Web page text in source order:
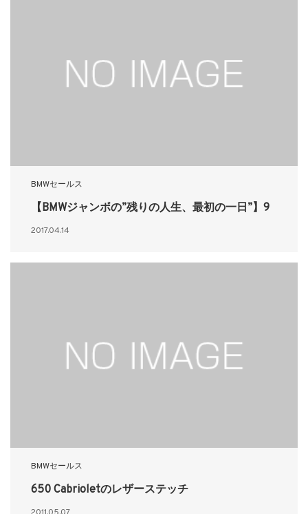
BMWセールス
【BMWジャンボの”残りの人生、最初の一日”】9
2017.04.14
BMWセールス
650 Cabrioletのレザーステッチ